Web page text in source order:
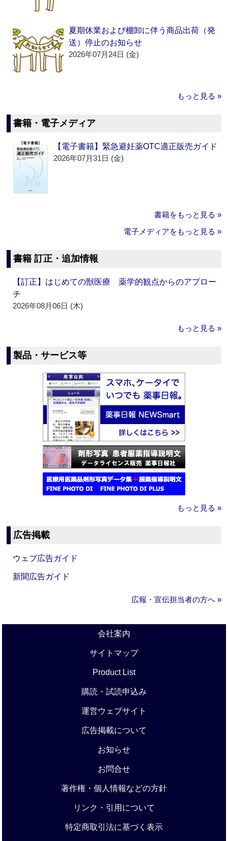
夏期休業および棚卸に伴う商品出荷（発
送）停止のお知らせ
2026年07月24日 (金)
もっと見る »
書籍・電子メディア
【電子書籍】緊急避妊薬OTC適正販売ガイド
2026年07月31日 (金)
書籍をもっと見る »
電子メディアをもっと見る »
書籍 訂正・追加情報
【訂正】はじめての獣医療 薬学的観点からのアプロー
チ
2026年08月06日 (木)
もっと見る »
製品・サービス等
もっと見る »
広告掲載
ウェブ広告ガイド
新聞広告ガイド
広報・宣伝担当者の方へ »
会社案内
サイトマップ
Product List
購読・試読申込み
運営ウェブサイト
広告掲載について
お知らせ
お問合せ
著作権・個人情報などの方針
リンク・引用について
特定商取引法に基づく表示